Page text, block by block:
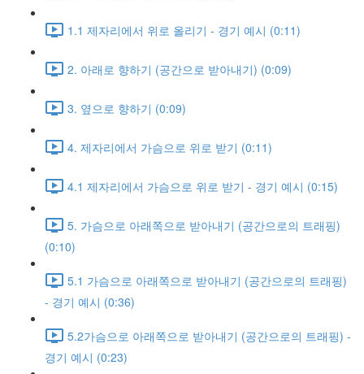
1.1 제자리에서 위로 올리기 - 경기 예시 (0:11)
2. 아래로 향하기 (공간으로 받아내기) (0:09)
3. 옆으로 향하기 (0:09)
4. 제자리에서 가슴으로 위로 받기 (0:11)
4.1 제자리에서 가슴으로 위로 받기 - 경기 예시 (0:15)
5. 가슴으로 아래쪽으로 받아내기 (공간으로의 트래핑)
(0:10)
5.1 가슴으로 아래쪽으로 받아내기 (공간으로의 트래핑)
- 경기 예시 (0:36)
5.2가슴으로 아래쪽으로 받아내기 (공간으로의 트래핑) -
경기 예시 (0:23)